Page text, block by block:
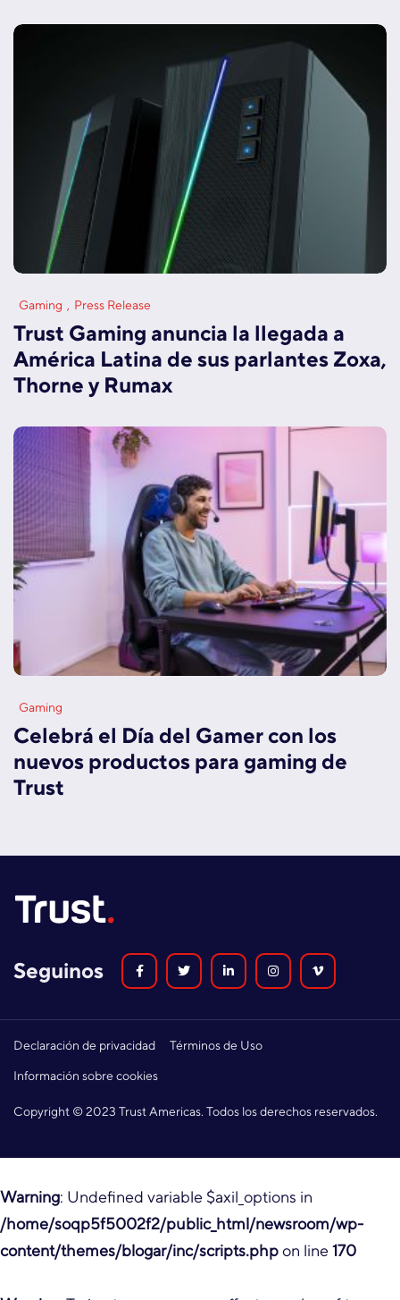
Gaming Press Release
Trust Gaming anuncia la llegada a
América Latina de sus parlantes Zoxa,
Thorne y Rumax
Gaming
Celebrá el Día del Gamer con los
nuevos productos para gaming de
Trust
Seguinos
Declaración de privacidad
Términos de Uso
Información sobre cookies
Copyright © 2023 Trust Americas. Todos los derechos reservados.
Warning: Undefined variable $axil_options in
/home/soqp5f5002f2/public_html/newsroom/wp-
content/themes/blogar/inc/scripts.phpon line170